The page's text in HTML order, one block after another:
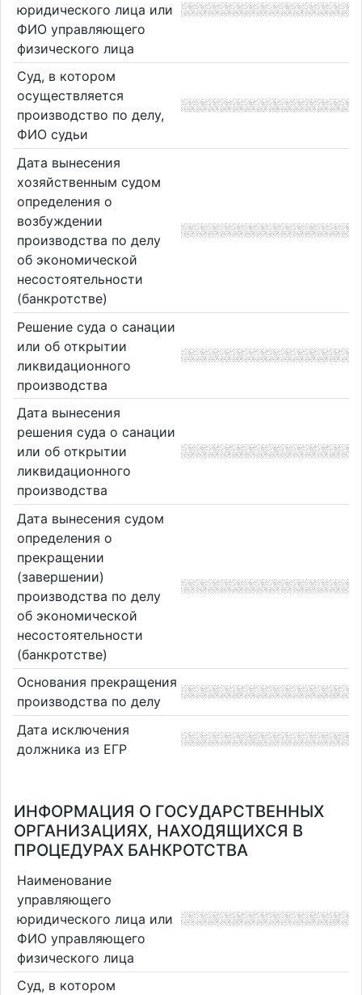
юридического лица или
ФИО управляющего
физического лица
Суд, в котором
осуществляется
производство по делу,
ФИО судьи
Дата вынесения
хозяйственным судом
определения о
возбуждении
производства по делу
об экономической
несостоятельности
(банкротстве)
Решение суда о санации
или об открытии
ликвидационного
производства
Дата вынесения
решения суда о санации
или об открытии
ликвидационного
производства
Дата вынесения судом
определения о
прекращении
(завершении)
производства по делу
об экономической
несостоятельности
(банкротстве)
Основания прекращения
производства по делу
Дата исключения
должника из ЕГР
ИНФОРМАЦИЯ О ГОСУДАРСТВЕННЫХ
ОРГАНИЗАЦИЯХ, НАХОДЯЩИХСЯ В
ПРОЦЕДУРАХ БАНКРОТСТВА
Наименование
управляющего
юридического лица или
ФИО управляющего
физического лица
Суд, в котором